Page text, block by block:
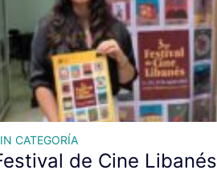
CATEGORÍA
de Cine Libanés